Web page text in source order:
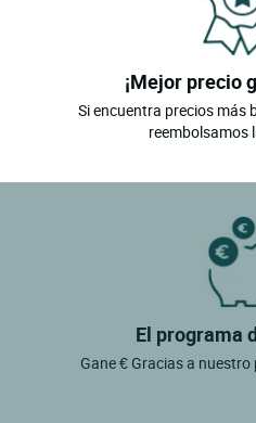
¡Mejor precio
Si encuentra precios más
reembolsamos
El programa
Gane € Gracias a